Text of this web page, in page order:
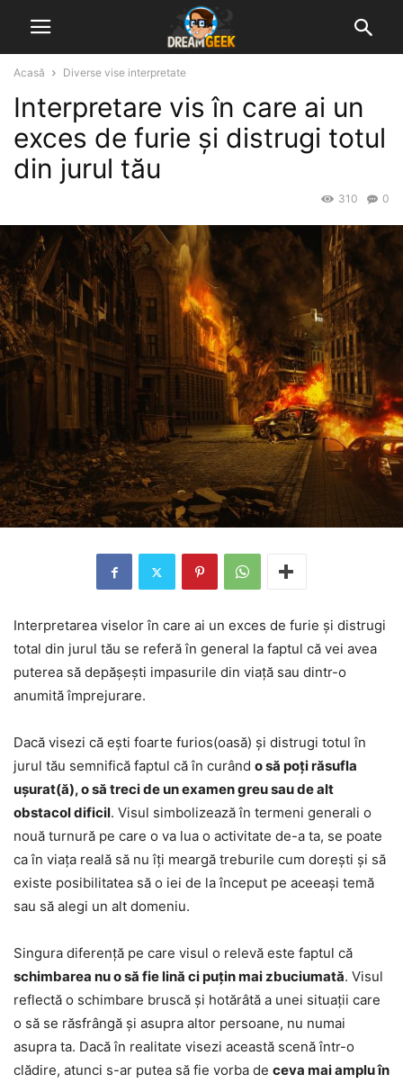
Acasă Diverse vise interpretate
Interpretare vis în care ai un
exces de furie și distrugi totul
din jurul tău
0
310
Interpretarea viselor în care ai un exces de furie și distrugi
total din jurul tău se referă în general la faptul că vei avea
puterea să depășești impasurile din viață sau dintr-o
anumită împrejurare.
Dacă visezi că ești foarte furios(oasă) și distrugi totul în
jurul tău semnifică faptul că în curând o să poți răsufla
ușurat(ă), o să treci de un examen greu sau de alt
obstacol dificil. Visul simbolizează în termeni generali o
nouă turnură pe care o va lua o activitate de-a ta, se poate
ca în viața reală să nu îți meargă treburile cum dorești și să
existe posibilitatea să o iei de la început pe aceeași temă
sau să alegi un alt domeniu.
Singura diferență pe care visul o relevă este faptul că
schimbarea nu o să fie lină ci puțin mai zbuciumată. Visul
reflectă o schimbare bruscă și hotărâtă a unei situații care
o să se răsfrângă și asupra altor persoane, nu numai
asupra ta. Dacă în realitate visezi această scenă într-o
clădire, atunci s-ar putea să fie vorba de ceva mai amplu în